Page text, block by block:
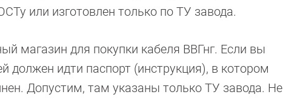
или изготовлен только по ТУ завода.
магазин для покупки кабеля ВВГнг. Если вы
должен идти паспорт (инструкция), в котором
Допустим, там указаны только ТУ завода. Не